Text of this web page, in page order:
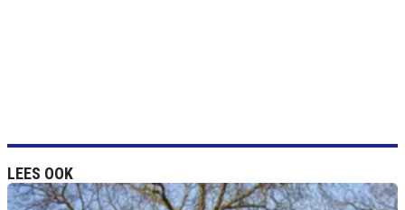
LEES OOK